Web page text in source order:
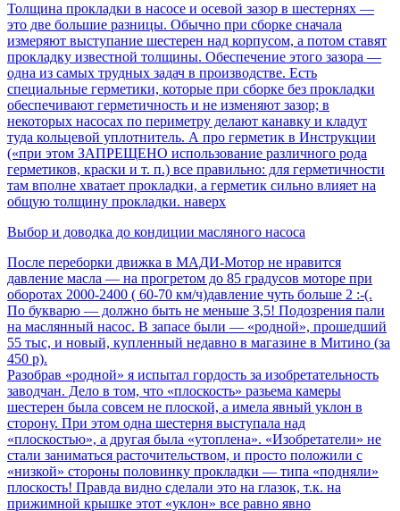
Толщина прокладки в насосе и осевой зазор в шестернях —
это две большие разницы. Обычно при сборке сначала
измеряют выступание шестерен над корпусом, а потом ставят
прокладку известной толщины. Обеспечение этого зазора —
одна из самых трудных задач в производстве. Есть
специальные герметики, которые при сборке без прокладки
обеспечивают герметичность и не изменяют зазор; в
некоторых насосах по периметру делают канавку и кладут
туда кольцевой уплотнитель. А про герметик в Инструкции
(«при этом ЗАПРЕЩЕНО использование различного рода
герметиков, краски и т. п.) все правильно: для герметичности
там вполне хватает прокладки, а герметик сильно влияет на
общую толщину прокладки. наверх
Выбор и доводка до кондиции масляного насоса
После переборки движка в МАДИ-Мотор не нравится
давление масла — на прогретом до 85 градусов моторе при
оборотах 2000-2400 ( 60-70 км/ч)давление чуть больше 2 :-(.
По букварю — должно быть не меньше 3,5! Подозрения пали
на маслянный насос. В запасе были — «родной», прошедший
55 тыс, и новый, купленный недавно в магазине в Митино (за
450 р).
Разобрав «родной» я испытал гордость за изобретательность
заводчан. Дело в том, что «плоскость» разьема камеры
шестерен была совсем не плоской, а имела явный уклон в
сторону. При этом одна шестерня выступала над
«плоскостью», а другая была «утоплена». «Изобретатели» не
стали заниматься расточительством, и просто положили с
«низкой» стороны половинку прокладки — типа «подняли»
плоскость! Правда видно сделали это на глазок, т.к. на
прижимной крышке этот «уклон» все равно явно